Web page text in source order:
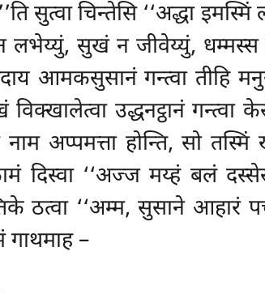
सुत्वा चिन्तेसि ‘‘अद्धा इमस्मिं
न लभेय्युं, सुखं न जीवेय्युं,
आमकसुसानं गन्त्वा तीहि
उद्धनट्ठानं गन्त्वा
अप्पमत्ता होन्ति, सो
दिस्वा ‘‘अज्जमय्हं बलं
ठत्वा ‘‘अम्म, सुसाने आहारं
गाथमाह –